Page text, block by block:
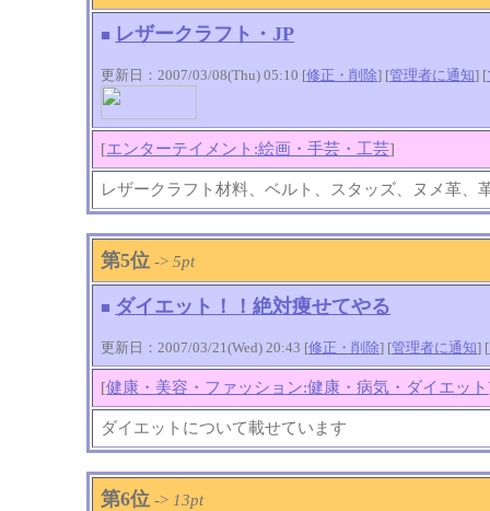
■ レザークラフト・JP
更新日：2007/03/08(Thu) 05:10 [修正・削除] [管理者に通知] [
[エンターテイメント:絵画・手芸・工芸]
レザークラフト材料、ベルト、スタッズ、ヌメ革、
第5位 ->5pt
■ ダイエット！！絶対痩せてやる
更新日：2007/03/21(Wed) 20:43 [修正・削除] [管理者に通知] [
[健康・美容・ファッション:健康・病気・ダイエット
ダイエットについて載せています
第6位 -> 13pt